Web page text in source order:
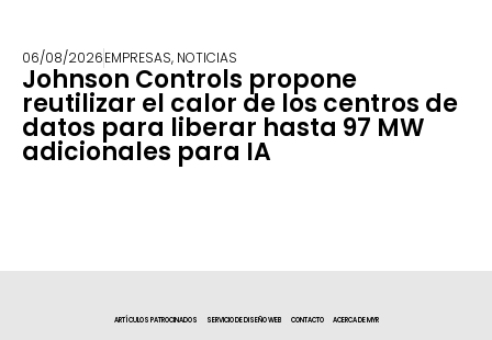
06/08/2026EMPRESAS, NOTICIAS
Johnson Controls propone
reutilizar el calor de los centros de
datos para liberar hasta 97 MW
adicionales para IA
ARTÍCULOS PATROCINADOS SERVICIO DE DISEÑO WEB CONTACTO ACERCA DE MYR